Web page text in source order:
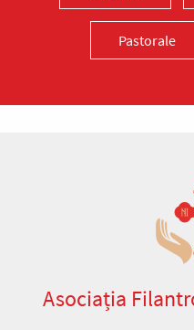
Pastorale
Asociația